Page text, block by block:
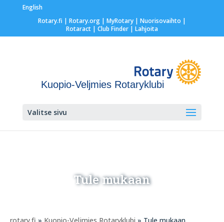
English
Rotary.fi | Rotary.org| MyRotary | Nuorisovaihto |
Rotaract| Club Finder| Lahjoita
Kuopio-Veljmies Rotaryklubi
Valitse sivu
Tule mukaan